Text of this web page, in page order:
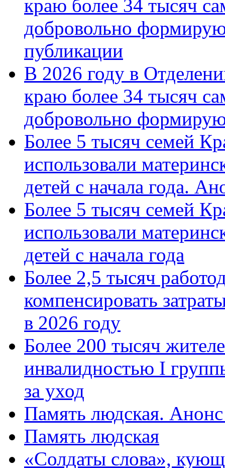
краю более 34 тысяч
добровольно
публикации
В 2026 году в
краю более 34 тысяч
добровольно
Более 5 тысяч семей
использовали
детей с начала года.
Более 5 тысяч семей
использовали
детей с начала года
Более 2,5 тысяч
компенсировать
в 2026 году
Более 200 тысяч
инвалидностью I
за уход
Память людская.
Память людская
«Солдаты слова»,